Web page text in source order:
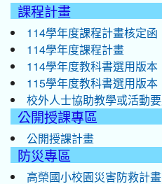
課程計畫
114學年度課程計畫核定函
114學年度課程計畫
114學年度教科書選用版本
115學年度教科書選用版本
校外人士協助教學或活動
公開授課專區
公開授課計畫
防災專區
高榮國小校園災害防救計